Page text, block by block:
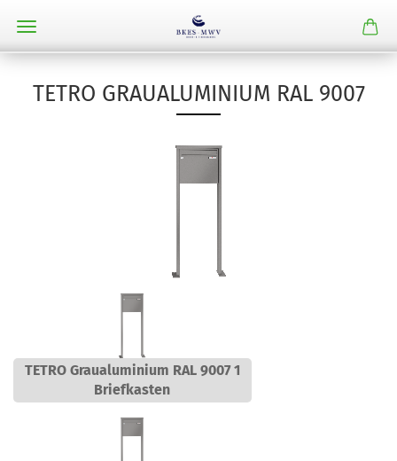
TETRO GRAUALUMINIUM RAL 9007
TETRO Graualuminium RAL 9007 1
Briefkasten